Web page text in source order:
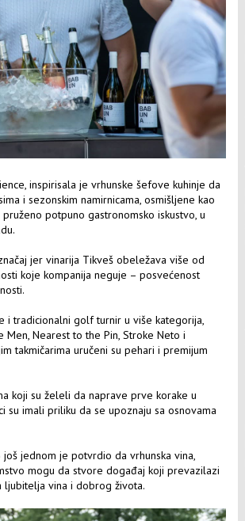
inspirisala je vrhunske šefove kuhinje da
i sezonskim namirnicama, osmišljene kao
potpuno gastronomsko iskustvo, u
jer vinarija Tikveš obeležava više od
koje kompanija neguje – posvećenost
i tradicionalni golf turnir u više kategorija,
Men, Nearest to the Pin, Stroke Neto i
takmičarima uručeni su pehari i premijum
koji su želeli da naprave prve korake u
su imali priliku da se upoznaju sa osnovama
jednom je potvrdio da vrhunska vina,
mogu da stvore događaj koji prevazilazi
ljubitelja vina i dobrog života.